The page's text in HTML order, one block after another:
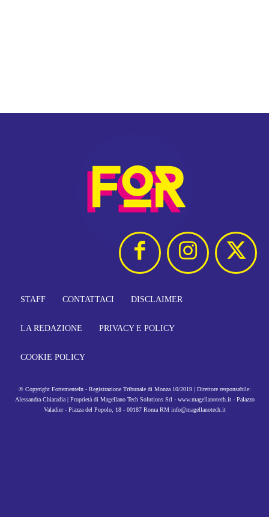
STAFF CONTATTACI DISCLAIMER
LA REDAZIONE PRIVACY E POLICY
COOKIE POLICY
© Copyright FortementeIn - Registrazione Tribunale di Monza 10/2019 | Direttore responsabile:
Alessandra Chiaradia | Proprietà di Magellano Tech Solutions Srl - www.magellanotech.it - Palazzo
Valadier - Piazza del Popolo, 18 - 00187 Roma RM info@magellanotech.it